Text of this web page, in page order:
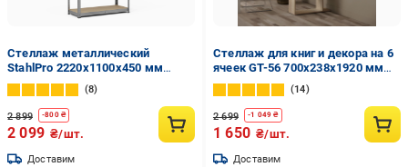
Стеллаж металлический
StahlPro 2220x1100x450 мм
оцинкованный 5 полок МДФ
8
2 899 -800₴
2 099 ₴/шт.
Доставим
Стеллаж для книг и декора на 6
ячеек GT-56 700х238х1920 мм
Дуб Сонома
14
2 699 -1 049 ₴
1 650 ₴/шт.
Доставим